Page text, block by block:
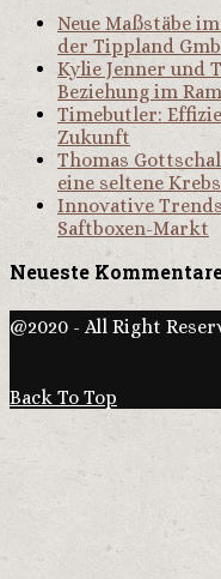
Neue Maßstäbe
der Tippland
Kylie Jenner und
Beziehung im
Timebutler:
Zukunft
Thomas
eine seltene
Innovative
Saftboxen-Markt
Neueste
@2020 - All Right
Back To Top